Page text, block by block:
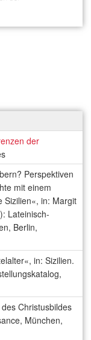
der
Perspektiven
mit einem
Sizilien«, in: Margit
Lateinisch-
Berlin,
in: Sizilien.
Christusbildes
München,